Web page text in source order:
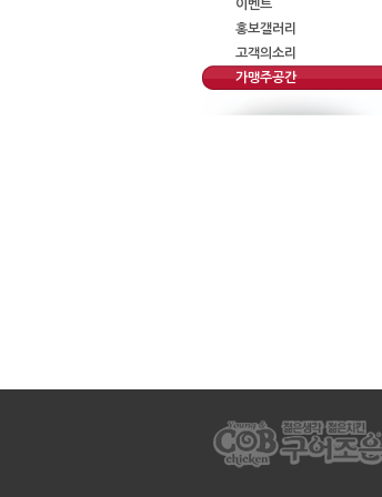
이벤트
홍보갤러리
고객의소리
가맹주공간